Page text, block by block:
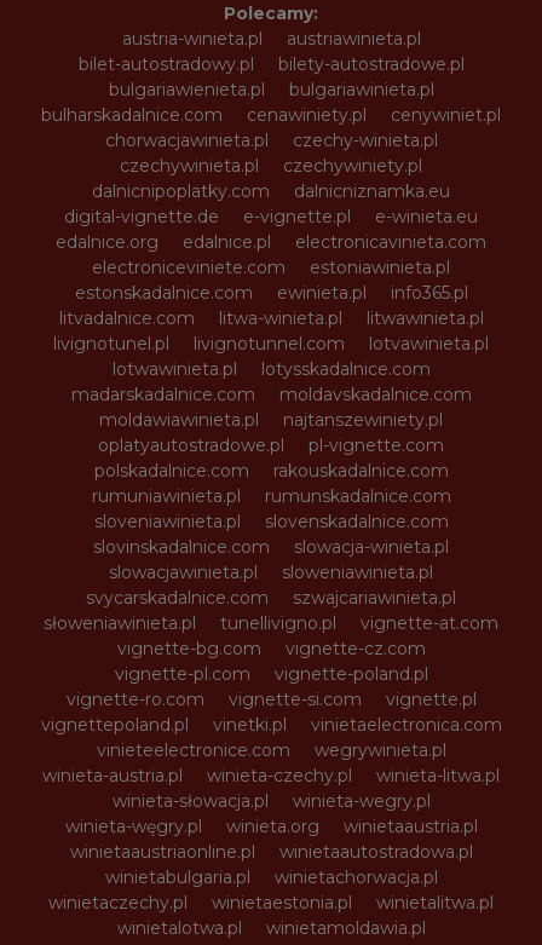
Polecamy:
austria-winieta.pl
austriawinieta.pl
bilet-autostradowy.pl
bilety-autostradowe.pl
bulgariawienieta.pl
bulgariawinieta.pl
bulharskadalnice.com
cenawiniety.pl
cenywiniet.pl
chorwacjawinieta.pl
czechy-winieta.pl
czechywinieta.pl
czechywiniety.pl
dalnicnipoplatky.com
dalnicniznamka.eu
digital-vignette.de
e-vignette.pl
e-winieta.eu
edalnice.org
edalnice.pl
electronicavinieta.com
electroniceviniete.com
estoniawinieta.pl
estonskadalnice.com
ewinieta.pl
info365.pl
litvadalnice.com
litwa-winieta.pl
litwawinieta.pl
livignotunel.pl
livignotunnel.com
lotvawinieta.pl
lotwawinieta.pl
lotysskadalnice.com
madarskadalnice.com
moldavskadalnice.com
moldawiawinieta.pl
najtanszewiniety.pl
oplatyautostradowe.pl
pl-vignette.com
polskadalnice.com
rakouskadalnice.com
rumuniawinieta.pl
rumunskadalnice.com
sloveniawinieta.pl
slovenskadalnice.com
slovinskadalnice.com
slowacja-winieta.pl
slowacjawinieta.pl
sloweniawinieta.pl
svycarskadalnice.com
szwajcariawinieta.pl
słoweniawinieta.pl
tunellivigno.pl
vignette-at.com
vignette-bg.com
vignette-cz.com
vignette-pl.com
vignette-poland.pl
vignette-ro.com
vignette-si.com
vignette.pl
vignettepoland.pl
vinetki.pl
vinietaelectronica.com
vinieteelectronice.com
wegrywinieta.pl
winieta-austria.pl
winieta-czechy.pl
winieta-litwa.pl
winieta-słowacja.pl
winieta-wegry.pl
winieta-węgry.pl
winieta.org
winietaaustria.pl
winietaaustriaonline.pl
winietaautostradowa.pl
winietabulgaria.pl
winietachorwacja.pl
winietaczechy.pl
winietaestonia.pl
winietalitwa.pl
winietalotwa.pl
winietamoldawia.pl